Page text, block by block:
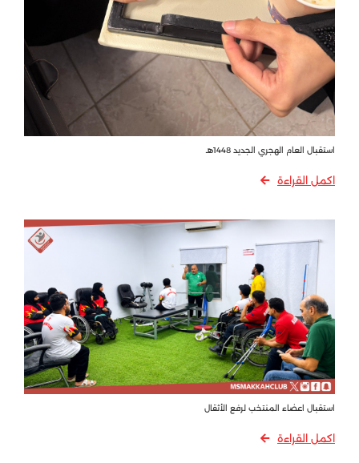
استقبال العام الهجري الجديد 1448هـ
اكمل القراءة
استقبال اعضاء المنتخب لرفع الأثقال
اكمل القراءة